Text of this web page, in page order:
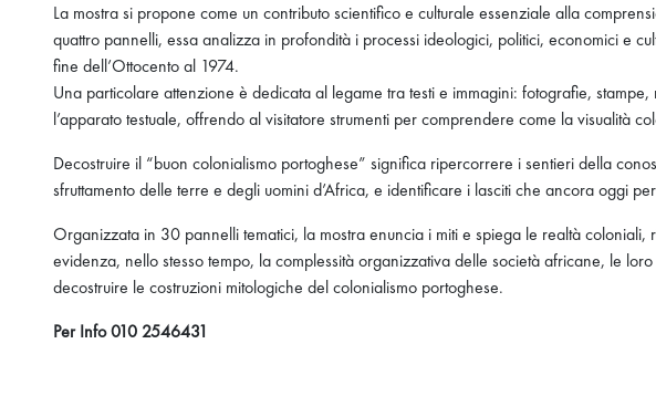
La mostra si propone come un contributo scientifico e culturale essenziale alla
quattro pannelli, essa analizza in profondità i processi ideologici, politici, economici e
fine dell’Ottocento al 1974.
Una particolare attenzione è dedicata al legame tra testi e immagini: fotografie,
l’apparato testuale, offrendo al visitatore strumenti per comprendere come la visualità
Decostruire il “buon colonialismo portoghese” significa ripercorrere i sentieri della
sfruttamento delle terre e degli uomini d’Africa, e identificare i lasciti che ancora oggi
Organizzata in 30 pannelli tematici, la mostra enuncia i miti e spiega le realtà
evidenza, nello stesso tempo, la complessità organizzativa delle società africane, le
decostruire le costruzioni mitologiche del colonialismo portoghese.
Per Info 010 2546431